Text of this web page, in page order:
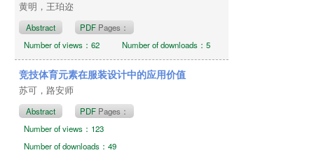
黄明，王珀迩
Abstract PDF Pages：
Number of views：62
Number of downloads：5
竞技体育元素在服装设计中的应用价值
苏可，路安师
Abstract PDF Pages：
Number of views：123
Number of downloads：49